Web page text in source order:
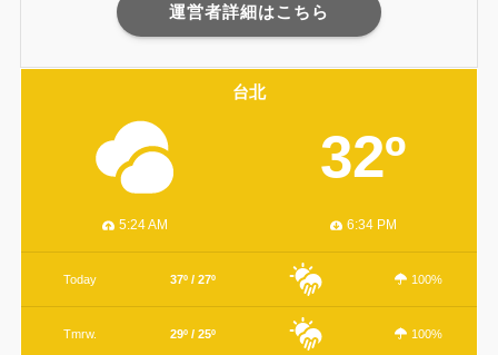
運営者詳細はこちら
台北
32º
5:24 AM 6:34 PM
Today 37º / 27º 100%
Tmrw. 29º / 25º 100%